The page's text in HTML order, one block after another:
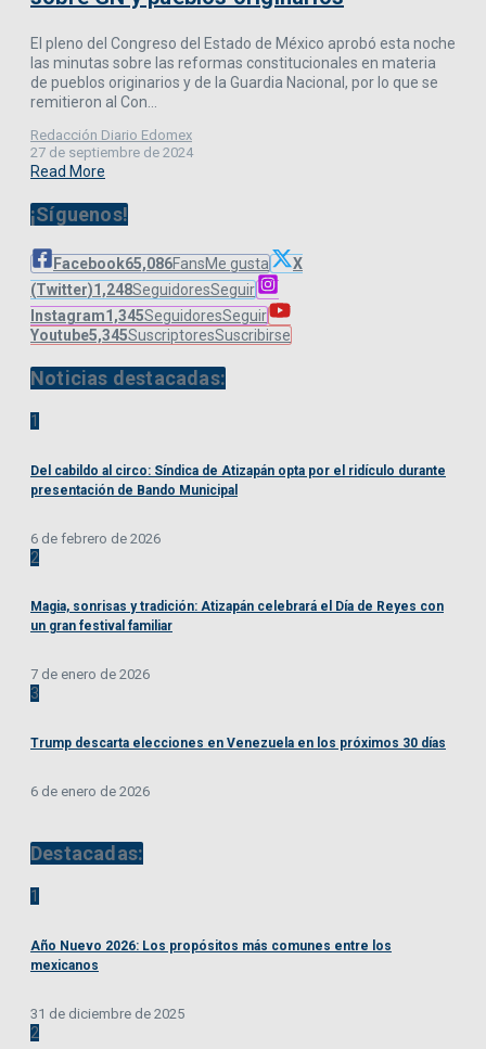
El pleno del Congreso del Estado de México aprobó esta noche
las minutas sobre las reformas constitucionales en materia
de pueblos originarios y de la Guardia Nacional, por lo que se
remitieron al Con...
Redacción Diario Edomex
27 de septiembre de 2024
Read More
¡Síguenos!
Facebook65,086FansMe gusta
X
(Twitter)1,248SeguidoresSeguir
Instagram1,345SeguidoresSeguir
Youtube5,345SuscriptoresSuscribirse
Noticias destacadas:
1
Del cabildo al circo: Síndica de Atizapán opta por el ridículo durante
presentación de Bando Municipal
6 de febrero de 2026
2
Magia, sonrisas y tradición: Atizapán celebrará el Día de Reyes con
un gran festival familiar
7 de enero de 2026
3
Trump descarta elecciones en Venezuela en los próximos 30 días
6 de enero de 2026
Destacadas:
1
Año Nuevo 2026: Los propósitos más comunes entre los
mexicanos
31 de diciembre de 2025
2